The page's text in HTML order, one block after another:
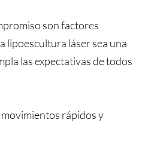
son factores
lipoescultura láser ​sea una
las expectativas de todos
rápidos y